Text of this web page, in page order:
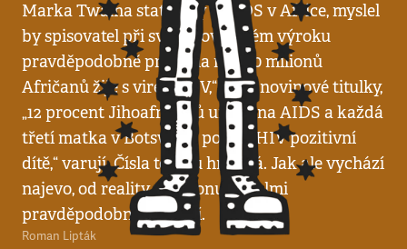
Marka Twaina statistiky o AIDS v Africe, myslel
by spisovatel při svém pověstném výroku
pravděpodobně právě na ně. „30 milionů
Afričanů žije s virem HIV,“ hlásí novinové titulky,
„12 procent Jihoafričanů umírá na AIDS a každá
třetí matka v Botswaně porodí HIV pozitivní
dítě,“ varují. Čísla to jsou hrozivá. Jak ale vychází
najevo, od reality v regionu se velmi
pravděpodobně dost liší.
Roman Lipták